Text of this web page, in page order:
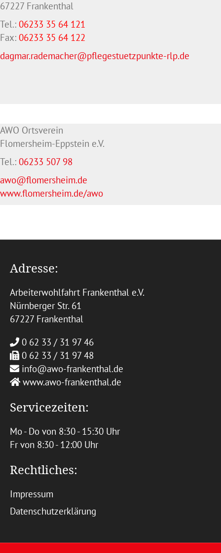
67227 Frankenthal
Tel.: 06233 35 64 121
Fax: 06233 35 64 122
dagmar.rademacher@pflegestuetzpunkte-rlp.de
AWO Ortsverein
Flomersheim-Eppstein e.V.
Tel.: 06233 507 98
awo@flomersheim.de
www.flomersheim.de/awo
Adresse:
Arbeiterwohlfahrt Frankenthal e.V.
Nürnberger Str. 61
67227 Frankenthal
0 62 33 / 31 97 46
0 62 33 / 31 97 48
info@awo-frankenthal.de
www.awo-frankenthal.de
Servicezeiten:
Mo - Do von 8:30 - 15:30 Uhr
Fr von 8:30 - 12:00 Uhr
Rechtliches:
Impressum
Datenschutzerklärung